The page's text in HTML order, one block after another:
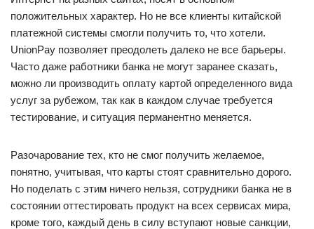
положительных характер. Но не все клиенты китайской
платежной системы смогли получить то, что хотели.
UnionPay позволяет преодолеть далеко не все барьеры.
Часто даже работники банка не могут заранее сказать,
можно ли производить оплату картой определенного вида
услуг за рубежом, так как в каждом случае требуется
тестирование, и ситуация перманентно меняется.
Разочарование тех, кто не смог получить желаемое,
понятно, учитывая, что карты стоят сравнительно дорого.
Но поделать с этим ничего нельзя, сотрудники банка не в
состоянии оттестировать продукт на всех сервисах мира,
кроме того, каждый день в силу вступают новые санкции,